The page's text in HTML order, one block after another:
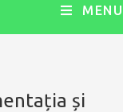
MENU
și